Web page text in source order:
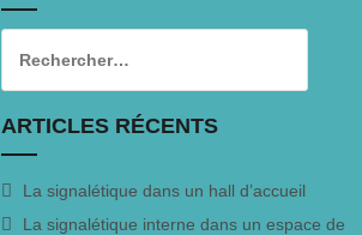
ARTICLES RÉCENTS
La signalétique dans un hall d’accueil
La signalétique interne dans un espace de